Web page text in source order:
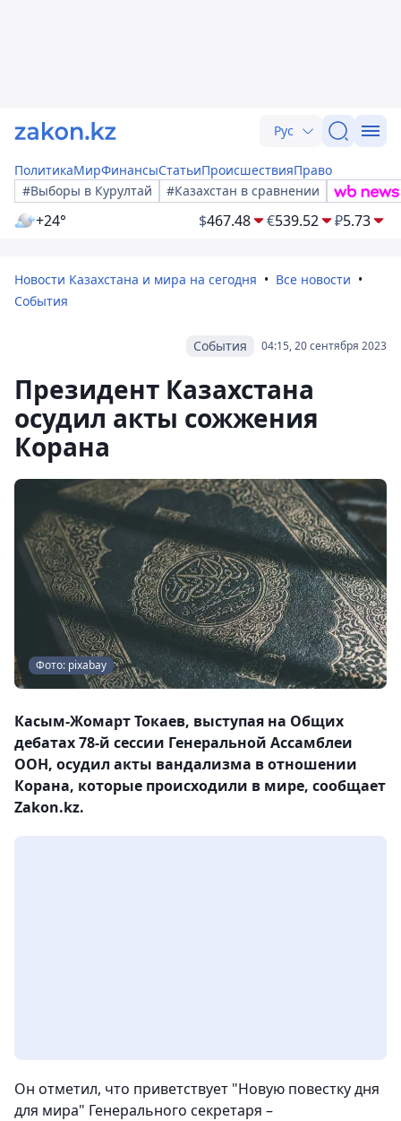
Рус
ПолитикаМирФинансыСтатьиПроисшествияПраво
#Выборы в Курултай
#Казахстан в сравнении
+24° $467.48 €539.52 ₽5.73
Новости Казахстана и мира на сегодня
Все новости
События
04:15, 20 сентября 2023
События
Президент Казахстана
осудил акты сожжения
Корана
Фото: pixabay
Касым-Жомарт Токаев, выступая на Общих
дебатах 78-й сессии Генеральной Ассамблеи
ООН, осудил акты вандализма в отношении
Корана, которые происходили в мире, сообщает
Zakon.kz.
Он отметил, что приветствует "Новую повестку дня
для мира" Генерального секретаря –